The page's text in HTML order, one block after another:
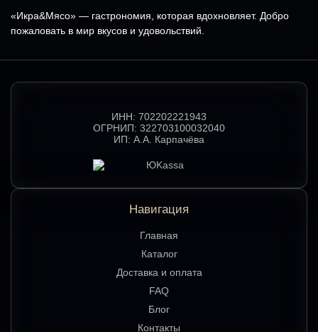
«Икра&Мясо» — гастрономия, которая вдохновляет. Добро
пожаловать в мир вкусов и удовольствий.
ИНН: 702202221943
ОГРНИП: 322703100032040
ИП: А.А. Карпачёва
Навигация
Главная
Каталог
Доставка и оплата
FAQ
Блог
Контакты